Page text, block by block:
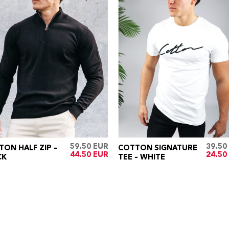
HALF ZIP –
59.50
Oorspronkelijke
44.50
Huidige
prijs
COTTON SIGNATURE
TEE – WHITE
39.50
24.50